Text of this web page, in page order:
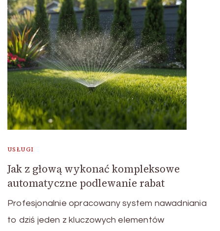
USŁUGI
Jak z głową wykonać kompleksowe
automatyczne podlewanie rabat
Profesjonalnie opracowany system nawadniania
to dziś jeden z kluczowych elementów